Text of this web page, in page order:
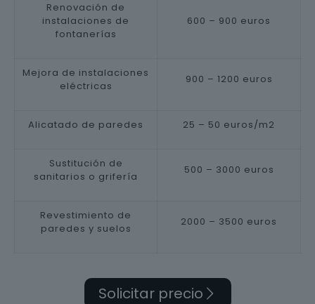
Renovación de
instalaciones de
fontanerías
600 – 900 euros
Mejora de instalaciones
eléctricas
900 – 1200 euros
Alicatado de paredes 25 – 50 euros/m2
Sustitución de
sanitarios o grifería
500 – 3000 euros
Revestimiento de
paredes y suelos
2000 – 3500 euros
Solicitar precio